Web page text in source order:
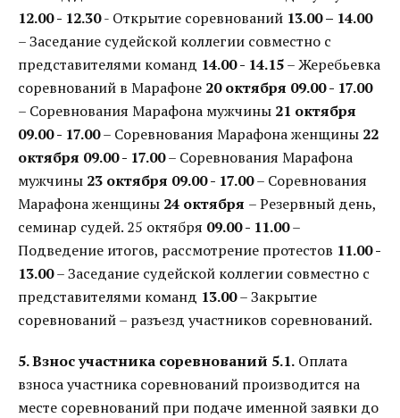
12.00 - 12.30- Открытие соревнований 13.00 – 14.00
– Заседание судейской коллегии совместно с
представителями команд 14.00 - 14.15– Жеребьевка
соревнований в Марафоне 20 октября 09.00 - 17.00
– Соревнования Марафона мужчины 21 октября
09.00 - 17.00– Соревнования Марафона женщины 22
октября 09.00 - 17.00– Соревнования Марафона
мужчины 23 октября 09.00 - 17.00– Соревнования
Марафона женщины 24 октября – Резервный день,
семинар судей. 25 октября 09.00 - 11.00–
Подведение итогов, рассмотрение протестов 11.00 -
13.00– Заседание судейской коллегии совместно с
представителями команд 13.00– Закрытие
соревнований – разъезд участников соревнований.
5. Взнос участника соревнований 5.1. Оплата
взноса участника соревнований производится на
месте соревнований при подаче именной заявки до